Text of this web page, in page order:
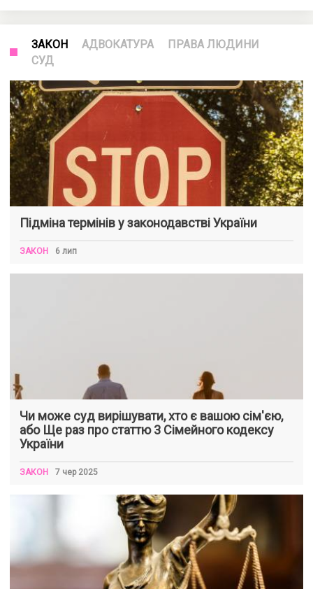
ЗАКОН АДВОКАТУРА
ПРАВА ЛЮДИНИ
СУД
Підміна термінів у законодавстві України
ЗАКОН 6 лип
Чи може суд вирішувати, хто є вашою сім'єю,
або Ще раз про статтю 3 Сімейного кодексу
України
ЗАКОН 7 чер 2025